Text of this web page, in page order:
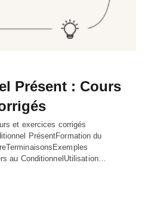
Présent : Cours
et exercices corrigés
PrésentFormation du
au ConditionnelUtilisation…